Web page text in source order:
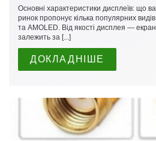
Основні характеристики дисплеїв: що
ринок пропонує кілька популярних
та AMOLED. Від якості дисплея —
залежить за [...]
ДОКЛАДНІШЕ